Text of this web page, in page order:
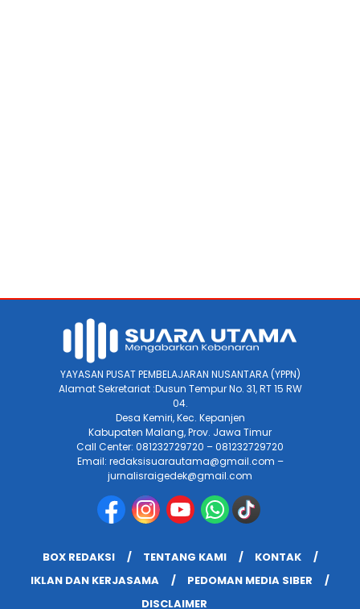
YAYASAN PUSAT PEMBELAJARAN NUSANTARA (YPPN)
Alamat Sekretariat :Dusun Tempur No. 31, RT 15 RW
04.
Desa Kemiri, Kec. Kepanjen
Kabupaten Malang, Prov. Jawa Timur
Call Center: 081232729720 – 081232729720
Email: redaksisuarautama@gmail.com –
jurnalisraigedek@gmail.com
BOX REDAKSI TENTANG KAMI
KONTAK
IKLAN DAN KERJASAMA
PEDOMAN MEDIA SIBER
DISCLAIMER